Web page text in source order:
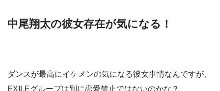
中尾翔太の彼女存在が気になる！
ダンスが最高にイケメンの気になる彼女事情なんですが、
EXILEグループは別に恋愛禁止ではないのかな？